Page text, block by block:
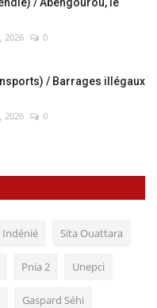
2026 0
/ Barrages illégaux
2026 0
Indénié Sita Ouattara
Pnia 2 Unepci
Gaspard Séhi